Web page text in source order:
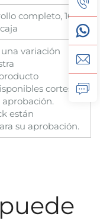
completo, 16
variación
cortes
están
su aprobación.